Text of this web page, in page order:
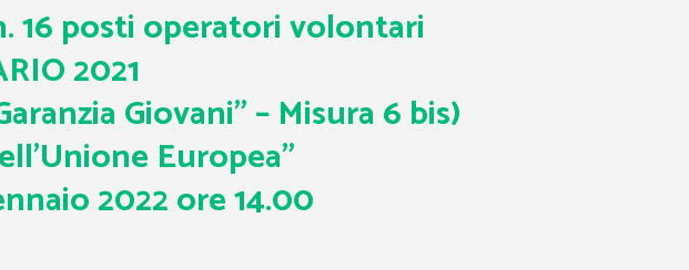
16 posti operatori volontari
2021
Giovani” – Misura 6 bis)
Europea”
2022 ore 14.00